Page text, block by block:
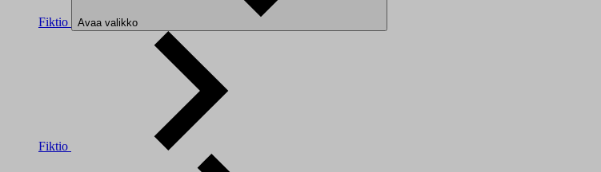
Fiktio Avaa valikko
Fiktio